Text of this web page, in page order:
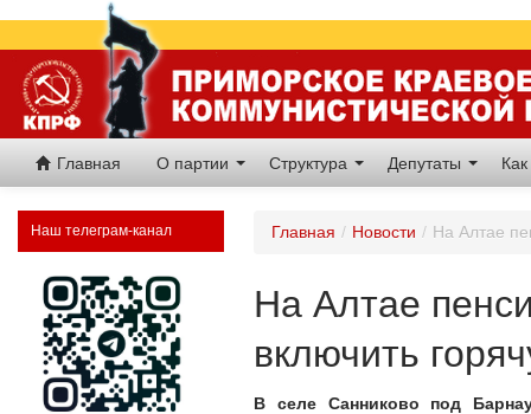
Главная О партии Структура Депутаты
Наш телеграм-канал Главная / Новости / На Алтае
На Алтае
включить
В селе Санниково под